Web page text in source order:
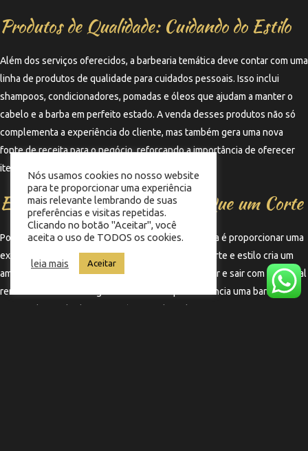
Produtos de Qualidade: Cuidando do Estilo
Além dos serviços oferecidos, a barbearia temática deve contar com uma
linha de produtos de qualidade para cuidados pessoais. Isso inclui
shampoos, condicionadores, pomadas e óleos que ajudam a manter o
cabelo e a barba em perfeito estado. A venda desses produtos não só
complementa a experiência do cliente, mas também gera uma nova
fonte de receita para o negócio, reforçando a importância de oferecer
itens que atendam às necessidades dos clientes.
Experiência Completa: Mais Que um Corte
Por fim, a verdadeira essência da barbearia temática é proporcionar uma
experiência completa. A combinação de cerveja, corte e estilo cria um
ambiente onde os clientes podem relaxar, socializar e sair com um visual
renovado. Essa abordagem holística é o que diferencia uma barbearia
Nós usamos cookies no nosso website
para te proporcionar uma experiência
mais relevante lembrando de suas
preferências e visitas repetidas.
Clicando no botão "Aceitar", você
aceita o uso de TODOS os cookies.
leia mais Aceitar